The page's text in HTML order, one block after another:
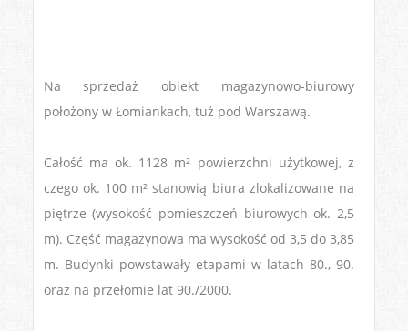
Na sprzedaż obiekt magazynowo-biurowy
położony w Łomiankach, tuż pod Warszawą.
Całość ma ok. 1128 m² powierzchni użytkowej, z
czego ok. 100 m² stanowią biura zlokalizowane na
piętrze (wysokość pomieszczeń biurowych ok. 2,5
m). Część magazynowa ma wysokość od 3,5 do 3,85
m. Budynki powstawały etapami w latach 80., 90.
oraz na przełomie lat 90./2000.